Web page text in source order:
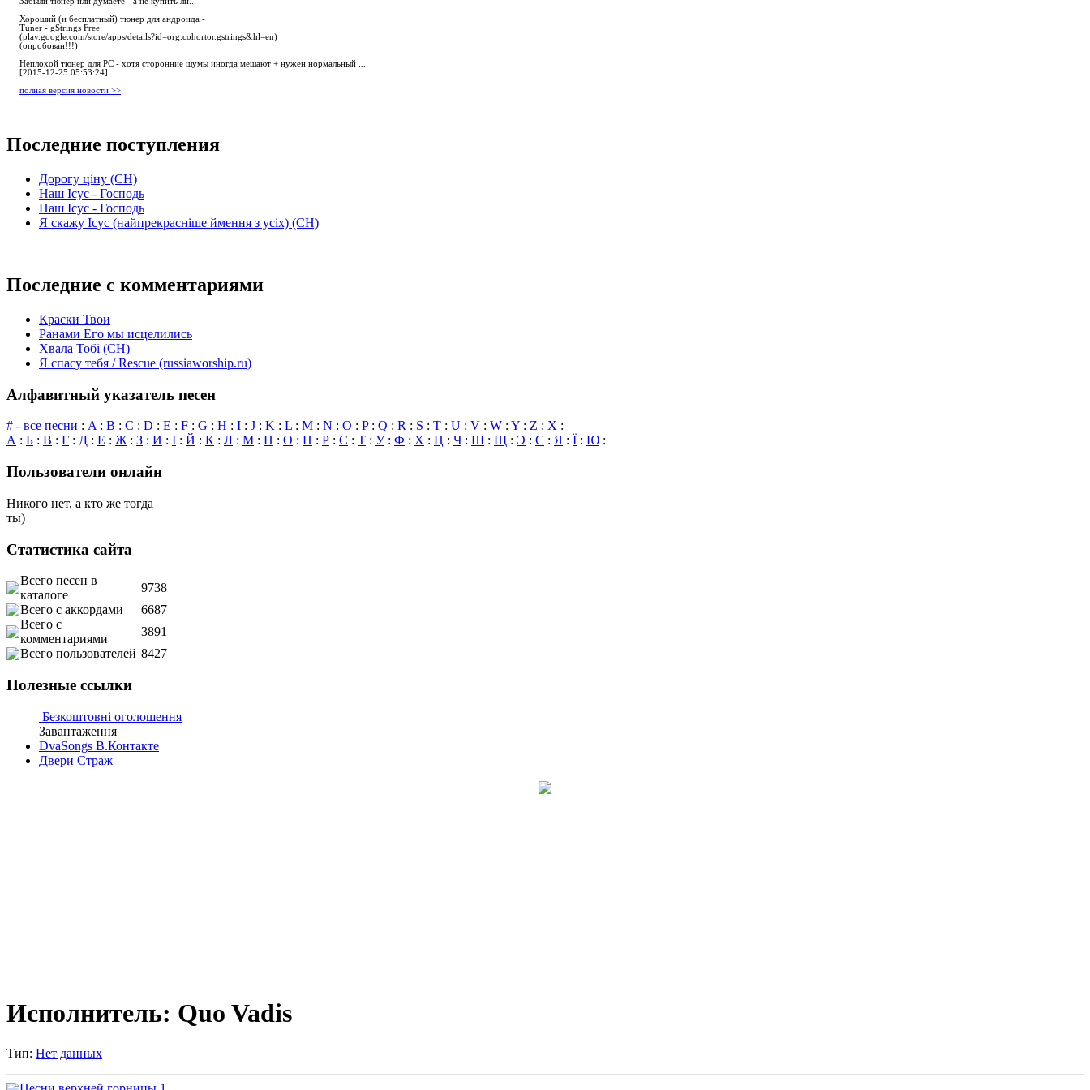
Хороший (и бесплатный) тюнер для андроида -
Tuner - gStrings Free
(play.google.com/store/apps/details?id=org.cohortor.gstrings&hl=en)
(опробован!!!)
Неплохой тюнер для РС - хотя сторонние шумы иногда мешают + нужен нормальный ...
[2015-12-25 05:53:24]
полная версия новости >>
Последние поступления
Дорогу ціну (СН)
Наш Ісус - Господь
Наш Ісус - Господь
Я скажу Ісус (найпрекрасніше ймення з усіх) (СН)
Последние с комментариями
Краски Твои
Ранами Его мы исцелились
Хвала Тобі (СН)
Я спасу тебя / Rescue (russiaworship.ru)
Алфавитный указатель песен
# - все песни : A : B : C : D : E : F : G : H : I : J : K : L : M : N : O : P: Q : R : S : T : U : V : W : Y : Z : X :
А : Б : В : Г : Д : Е : Ж : З : И : І : Й : К : Л : М : Н : О : П : Р : С : Т : У: Ф : Х : Ц : Ч : Ш : Щ : Э : Є : Я : Ї : Ю :
Пользователи онлайн
Никого нет, а кто же тогда
ты)
Статистика сайта
Всего песен в
каталоге
9738
Всего с аккордами
6687
Всего с
комментариями
3891
Всего пользователей 8427
Полезные ссылки
Безкоштовні оголошення
Завантаження
DvaSongs В.Контакте
Двери Страж
Исполнитель: Quo Vadis
Тип: Нет данных